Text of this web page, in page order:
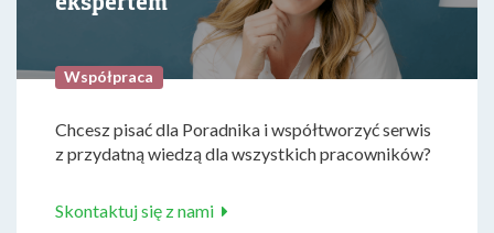
Współpraca
Chcesz pisać dla Poradnika i współtworzyć serwis
z przydatną wiedzą dla wszystkich pracowników?
Skontaktuj się z nami